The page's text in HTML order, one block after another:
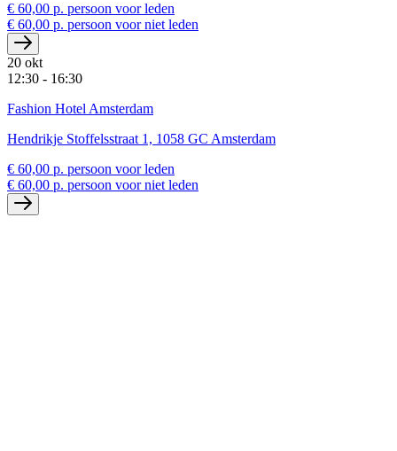
€ 60,00 p. persoon voor leden
€ 60,00 p. persoon voor niet leden
20 okt
12:30 - 16:30
Fashion Hotel Amsterdam
Hendrikje Stoffelsstraat 1, 1058 GC Amsterdam
€ 60,00 p. persoon voor leden
€ 60,00 p. persoon voor niet leden